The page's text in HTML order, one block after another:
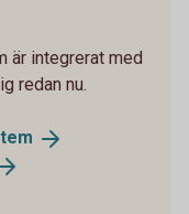
är integrerat med
redan nu.